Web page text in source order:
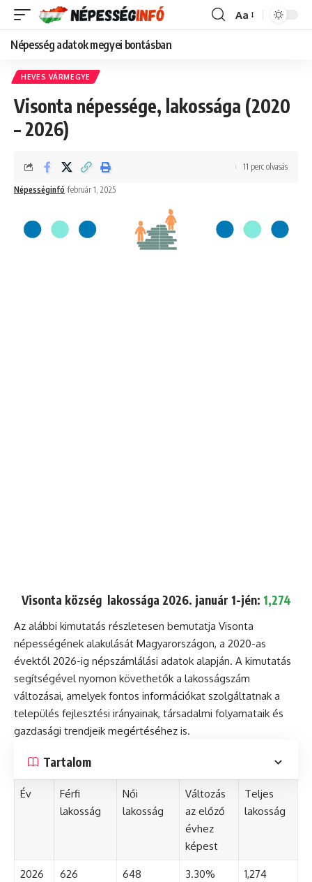
Font
Aa
Népesség adatok megyei bontásban
HEVES VÁRMEGYE
Visonta népessége, lakossága (2020
– 2026)
Népességinfó február 1, 2025
11 perc olvasás
Visonta község lakossága 2026. január 1-jén: 1,274
Az alábbi kimutatás részletesen bemutatja Visonta
népességének alakulását Magyarországon, a 2020-as
évektől 2026-ig népszámlálási adatok alapján. A kimutatás
segítségével nyomon követhetők a lakosságszám
változásai, amelyek fontos információkat szolgáltatnak a
település fejlesztési irányainak, társadalmi folyamataik és
gazdasági trendjeik megértéséhez is.
Tartalom
Év
Férfi
lakosság
Női
lakosság
Változás
az előző
évhez
képest
Teljes
lakosság
2026 626 648 3.30% 1,274